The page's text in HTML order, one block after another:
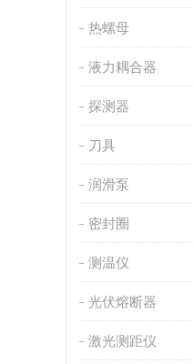
热螺母
液力耦合器
探测器
刀具
润滑泵
密封圈
测温仪
光伏熔断器
激光测距仪